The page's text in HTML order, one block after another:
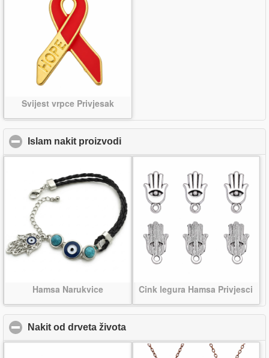
Svijest vrpce Privjesak
Islam nakit proizvodi
Hamsa Narukvice Cink legura Hamsa Privjesci
Nakit od drveta života